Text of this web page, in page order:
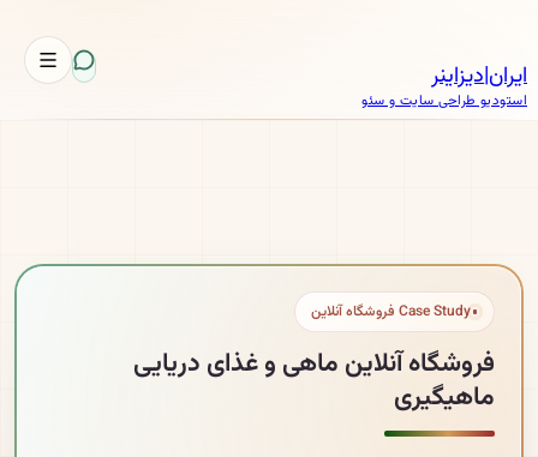
ایران|دیزاینر
استودیو طراحی سایت و سئو
Case Study فروشگاه آنلاین
فروشگاه آنلاین ماهی و غذای دریایی
ماهیگیری